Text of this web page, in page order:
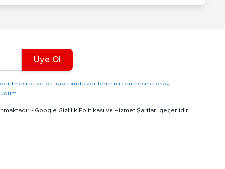
Üye Ol
ve bu kapsamda verilerimin işlenmesine onay
- Google Gizlilik Politikası ve Hizmet Şartları geçerlidir.